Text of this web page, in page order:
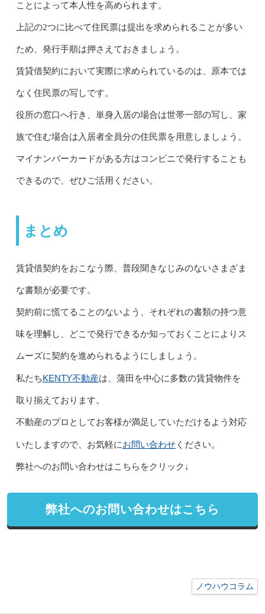
ことによって本人性を高められます。
上記の2つに比べて住民票は提出を求められることが多い
ため、発行手順は押さえておきましょう。
賃貸借契約において実際に求められているのは、原本では
なく住民票の写しです。
役所の窓口へ行き、単身入居の場合は世帯一部の写し、家
族で住む場合は入居者全員分の住民票を用意しましょう。
マイナンバーカードがある方はコンビニで発行することも
できるので、ぜひご活用ください。
まとめ
賃貸借契約をおこなう際、普段聞きなじみのないさまざま
な書類が必要です。
契約前に慌てることのないよう、それぞれの書類の持つ意
味を理解し、どこで発行できるか知っておくことによりス
ムーズに契約を進められるようにしましょう。
私たちKENTY不動産は、蒲田を中心に多数の賃貸物件を
取り揃えております。
不動産のプロとしてお客様が満足していただけるよう対応
いたしますので、お気軽にお問い合わせください。
弊社へのお問い合わせはこちらをクリック↓
弊社へのお問い合わせはこちら
ノウハウコラム